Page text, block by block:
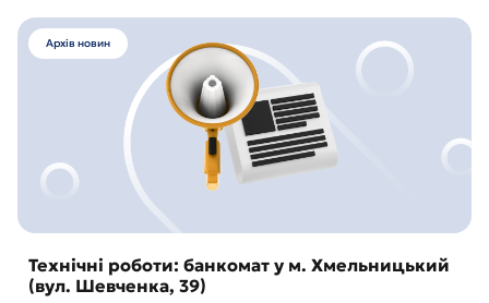
Архів новин
Технічні роботи: банкомат у м. Хмельницький
(вул. Шевченка, 39)